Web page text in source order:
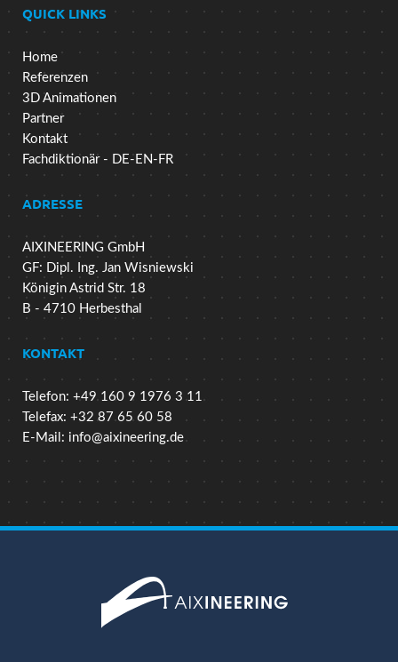
QUICK LINKS
Home
Referenzen
3D Animationen
Partner
Kontakt
Fachdiktionär - DE-EN-FR
ADRESSE
AIXINEERING GmbH
GF: Dipl. Ing. Jan Wisniewski
Königin Astrid Str. 18
B - 4710 Herbesthal
KONTAKT
Telefon: +49 160 9 1976 3 11
Telefax: +32 87 65 60 58
E-Mail: info@aixineering.de